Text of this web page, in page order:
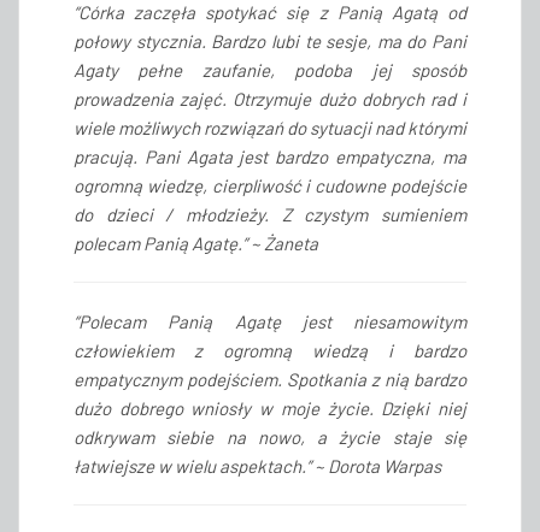
“Córka zaczęła spotykać się z Panią Agatą od
połowy stycznia. Bardzo lubi te sesje, ma do Pani
Agaty pełne zaufanie, podoba jej sposób
prowadzenia zajęć. Otrzymuje dużo dobrych rad i
wiele możliwych rozwiązań do sytuacji nad którymi
pracują. Pani Agata jest bardzo empatyczna, ma
ogromną wiedzę, cierpliwość i cudowne podejście
do dzieci / młodzieży. Z czystym sumieniem
polecam Panią Agatę.” ~ Żaneta
“Polecam Panią Agatę jest niesamowitym
człowiekiem z ogromną wiedzą i bardzo
empatycznym podejściem. Spotkania z nią bardzo
dużo dobrego wniosły w moje życie. Dzięki niej
odkrywam siebie na nowo, a życie staje się
łatwiejsze w wielu aspektach.” ~ Dorota Warpas